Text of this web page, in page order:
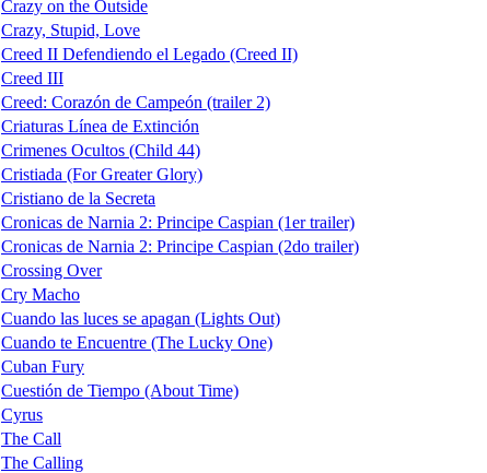
Crazy on the Outside
Crazy, Stupid, Love
Creed II Defendiendo el Legado (Creed II)
Creed III
Creed: Corazón de Campeón (trailer 2)
Criaturas Línea de Extinción
Crimenes Ocultos (Child 44)
Cristiada (For Greater Glory)
Cristiano de la Secreta
Cronicas de Narnia 2: Principe Caspian (1er trailer)
Cronicas de Narnia 2: Principe Caspian (2do trailer)
Crossing Over
Cry Macho
Cuando las luces se apagan (Lights Out)
Cuando te Encuentre (The Lucky One)
Cuban Fury
Cuestión de Tiempo (About Time)
Cyrus
The Call
The Calling